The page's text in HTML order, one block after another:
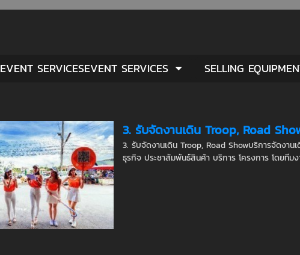
EVENT SERVICESEVENT SERVICES SELLING
3. รับจัดงานเดิน Troop, Road
3. รับจัดงานเดิน Troop, Road Showบริการจัดงา
ธุรกิจ ประชาสัมพันธ์สินค้า บริการ โครงการ โดยทีมง